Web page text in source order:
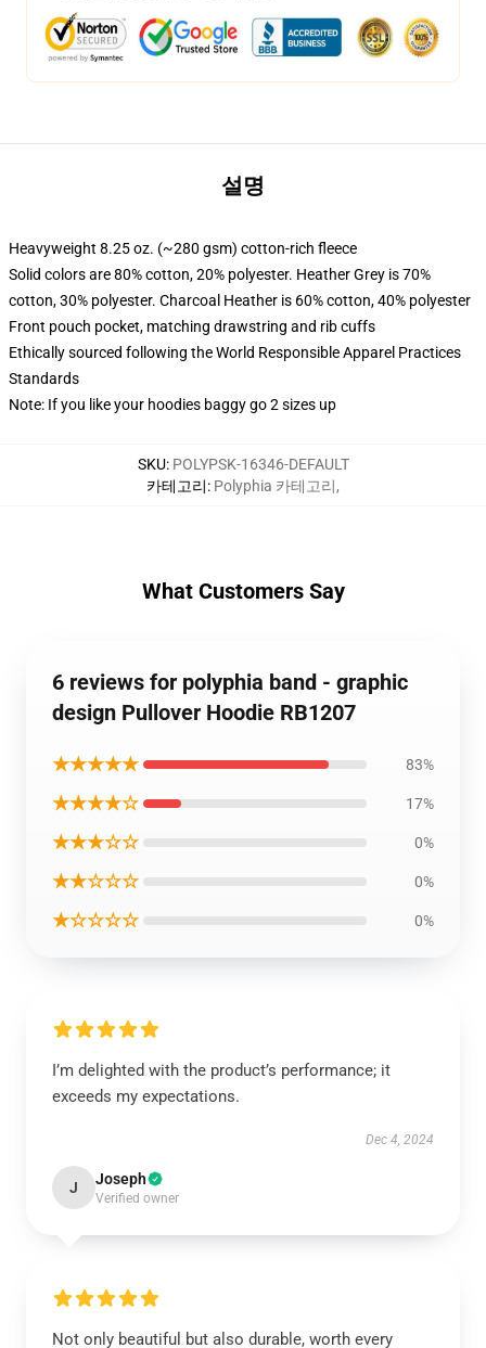
설명
Heavyweight 8.25 oz. (~280 gsm) cotton-rich fleece
Solid colors are 80% cotton, 20% polyester. Heather Grey is 70%
cotton, 30% polyester. Charcoal Heather is 60% cotton, 40% polyester
Front pouch pocket, matching drawstring and rib cuffs
Ethically sourced following the World Responsible Apparel Practices
Standards
Note: If you like your hoodies baggy go 2 sizes up
SKU: POLYPSK-16346-DEFAULT
카테고리: Polyphia 카테고리,
What Customers Say
6 reviews for polyphia band - graphic
design Pullover Hoodie RB1207
★★★★★ 83%
★★★★☆ 17%
★★★☆☆ 0%
★★☆☆☆ 0%
★☆☆☆☆ 0%
I’m delighted with the product’s performance; it
exceeds my expectations.
Dec 4, 2024
J Joseph
Verified owner
Not only beautiful but also durable, worth every